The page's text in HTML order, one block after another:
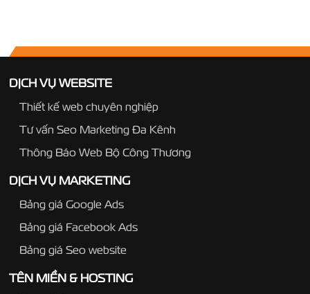
DỊCH VỤ WEBSITE
Thiết kế web chuyên nghiệp
Tư vấn Seo Marketing Đa Kênh
Thông Báo Web Bộ Công Thương
DỊCH VỤ MARKETING
Bảng giá Google Ads
Bảng giá Facebook Ads
Bảng giá Seo website
TÊN MIỀN & HOSTING